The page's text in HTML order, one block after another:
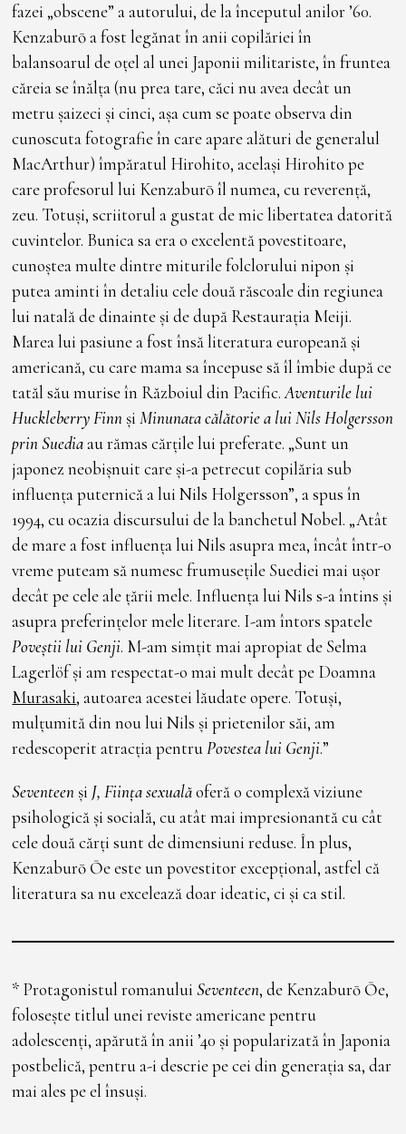
fazei „obscene” a autorului, de la începutul anilor ’60.
Kenzaburō a fost legănat în anii copilăriei în
balansoarul de oțel al unei Japonii militariste, în fruntea
căreia se înălța (nu prea tare, căci nu avea decât un
metru șaizeci și cinci, așa cum se poate observa din
cunoscuta fotografie în care apare alături de generalul
MacArthur) împăratul Hirohito, același Hirohito pe
care profesorul lui Kenzaburō îl numea, cu reverență,
zeu. Totuși, scriitorul a gustat de mic libertatea datorită
cuvintelor. Bunica sa era o excelentă povestitoare,
cunoștea multe dintre miturile folclorului nipon și
putea aminti în detaliu cele două răscoale din regiunea
lui natală de dinainte și de după Restaurația Meiji.
Marea lui pasiune a fost însă literatura europeană și
americană, cu care mama sa începuse să îl îmbie după ce
tatăl său murise în Războiul din Pacific.Aventurile lui
Huckleberry Finn șiMinunata călătorie a lui Nils Holgersson
prin Suediaau rămas cărțile lui preferate. „Sunt un
japonez neobișnuit care și-a petrecut copilăria sub
influența puternică a lui Nils Holgersson”, a spus în
1994, cu ocazia discursului de la banchetul Nobel. „Atât
de mare a fost influența lui Nils asupra mea, încât într-o
vreme puteam să numesc frumusețile Suediei mai ușor
decât pe cele ale țării mele. Influența lui Nils s-a întins și
asupra preferințelor mele literare. I-am întors spatele
Poveștii lui Genji. M-am simțit mai apropiat de Selma
Lagerlöf și am respectat-o mai mult decât pe Doamna
Murasaki, autoarea acestei lăudate opere. Totuși,
mulțumită din nou lui Nils și prietenilor săi, am
redescoperit atracția pentruPovestea lui Genji.”
Seventeen și J, Ființa sexualăoferă o complexă viziune
psihologică și socială, cu atât mai impresionantă cu cât
cele două cărți sunt de dimensiuni reduse. În plus,
Kenzaburō Ōe este un povestitor excepțional, astfel că
literatura sa nu excelează doar ideatic, ci și ca stil.
* Protagonistul romanuluiSeventeen, de Kenzaburō Ōe,
folosește titlul unei reviste americane pentru
adolescenți, apărută în anii ’40 și popularizată în Japonia
postbelică, pentru a-i descrie pe cei din generația sa, dar
mai ales pe el însuși.